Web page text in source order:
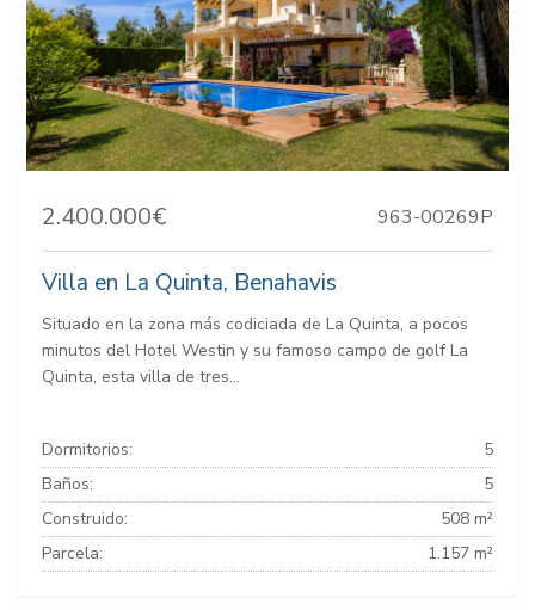
2.400.000€ 963-00269P
Villa en La Quinta, Benahavis
Situado en la zona más codiciada de La Quinta, a pocos
minutos del Hotel Westin y su famoso campo de golf La
Quinta, esta villa de tres...
Dormitorios:
5
Baños:
5
Construido:
508 m²
Parcela:
1.157 m²